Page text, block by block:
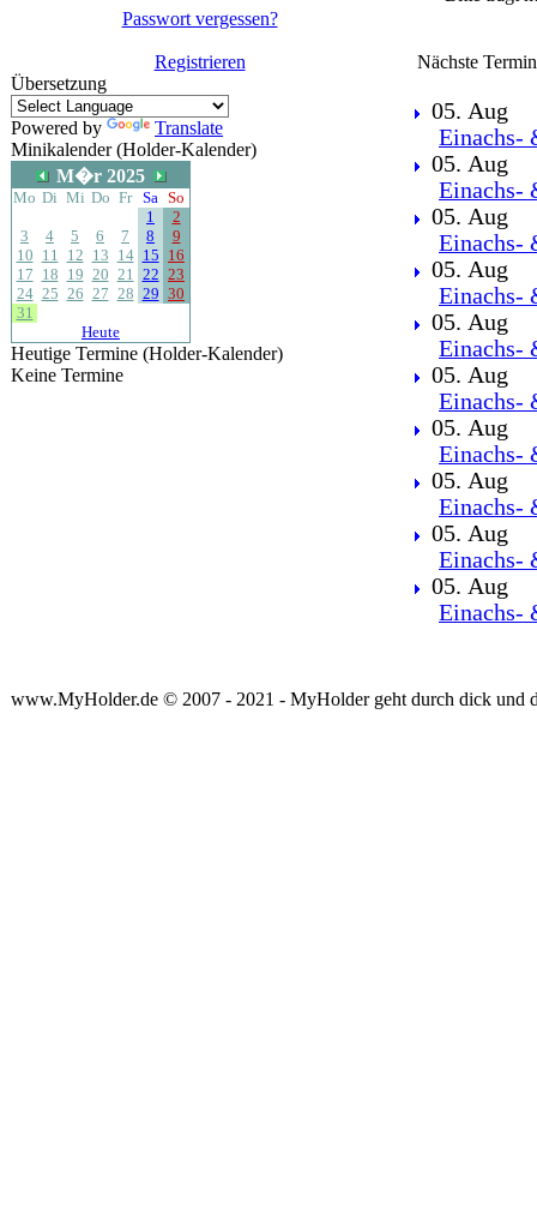
Passwort vergessen?
Registrieren
Übersetzung
Powered by
Translate
Minikalender (Holder-Kalender)
M�r 2025
Mo Di Mi Do Fr Sa So
1
2
3
4 5 6 7 8
9
10 11 12 13 14 15 16
17 18 19 20 21 22 23
24 25 26 27 28 29 30
31
Heute
Heutige Termine (Holder-Kalender)
Keine Termine
Nächste
05. Aug
Einachs-
05. Aug
Einachs-
05. Aug
Einachs-
05. Aug
Einachs-
05. Aug
Einachs-
05. Aug
Einachs-
05. Aug
Einachs-
05. Aug
Einachs-
05. Aug
Einachs-
05. Aug
Einachs-
www.MyHolder.de © 2007 - 2021 - MyHolder geht durch dick und